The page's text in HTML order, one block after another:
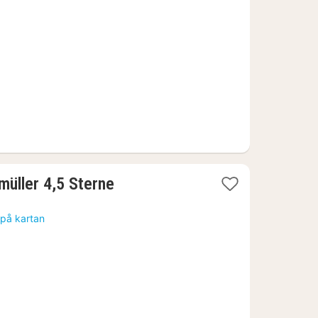
4,5 Sterne
kartan